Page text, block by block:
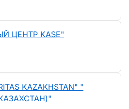
ЦЕНТР KASE"
KAZAKHSTAN" "